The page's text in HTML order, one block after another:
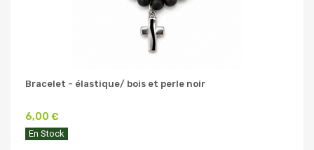
Bracelet - élastique/ bois et perle noir
6,00 €
En Stock